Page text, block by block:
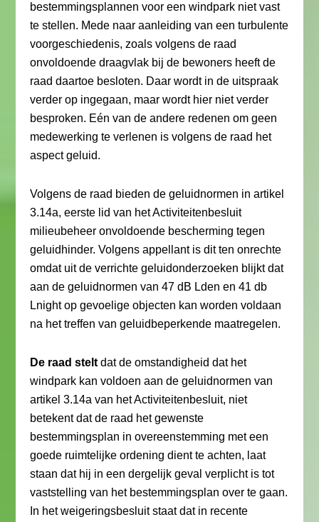
bestemmingsplannen voor een windpark niet vast
te stellen. Mede naar aanleiding van een turbulente
voorgeschiedenis, zoals volgens de raad
onvoldoende draagvlak bij de bewoners heeft de
raad daartoe besloten. Daar wordt in de uitspraak
verder op ingegaan, maar wordt hier niet verder
besproken. Eén van de andere redenen om geen
medewerking te verlenen is volgens de raad het
aspect geluid.
Volgens de raad bieden de geluidnormen in artikel
3.14a, eerste lid van het Activiteitenbesluit
milieubeheer onvoldoende bescherming tegen
geluidhinder. Volgens appellant is dit ten onrechte
omdat uit de verrichte geluidonderzoeken blijkt dat
aan de geluidnormen van 47 dB Lden en 41 db
Lnight op gevoelige objecten kan worden voldaan
na het treffen van geluidbeperkende maatregelen.
De raad stelt dat de omstandigheid dat het
windpark kan voldoen aan de geluidnormen van
artikel 3.14a van het Activiteitenbesluit, niet
betekent dat de raad het gewenste
bestemmingsplan in overeenstemming met een
goede ruimtelijke ordening dient te achten, laat
staan dat hij in een dergelijk geval verplicht is tot
vaststelling van het bestemmingsplan over te gaan.
In het weigeringsbesluit staat dat in recente